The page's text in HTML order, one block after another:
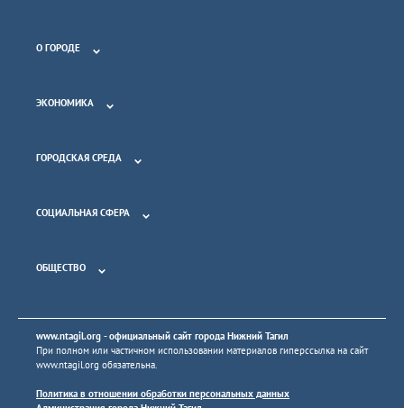
О ГОРОДЕ
ЭКОНОМИКА
ГОРОДСКАЯ СРЕДА
СОЦИАЛЬНАЯ СФЕРА
ОБЩЕСТВО
www.ntagil.org - официальный сайт города Нижний Тагил
При полном или частичном использовании материалов гиперссылка на сайт
www.ntagil.org обязательна.
Политика в отношении обработки персональных данных